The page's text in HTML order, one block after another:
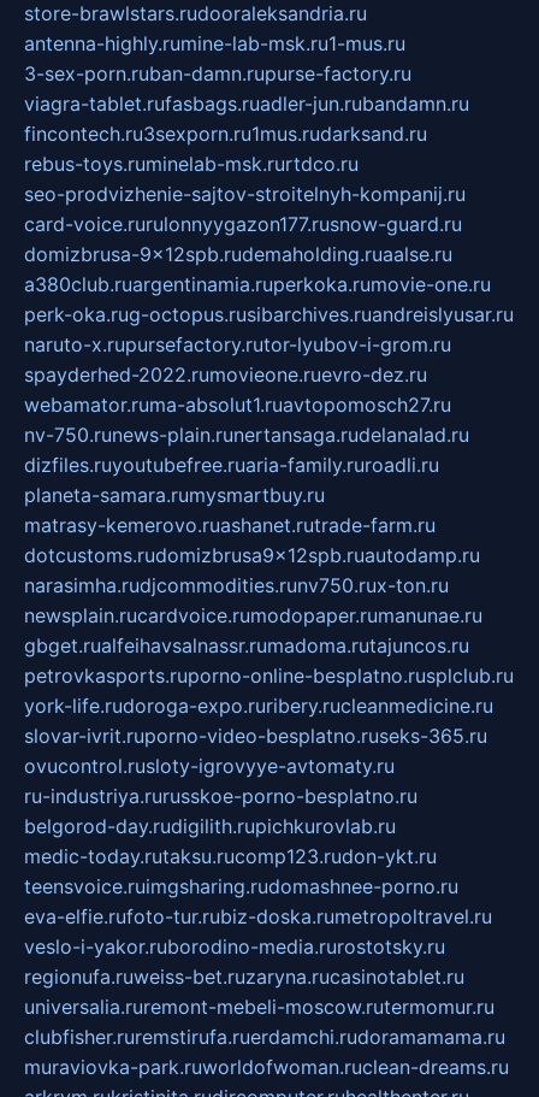
store-brawlstars.rudooraleksandria.ru
antenna-highly.rumine-lab-msk.ru1-mus.ru
3-sex-porn.ruban-damn.rupurse-factory.ru
viagra-tablet.rufasbags.ruadler-jun.rubandamn.ru
fincontech.ru3sexporn.ru1mus.rudarksand.ru
rebus-toys.ruminelab-msk.rurtdco.ru
seo-prodvizhenie-sajtov-stroitelnyh-kompanij.ru
card-voice.rurulonnyygazon177.rusnow-guard.ru
domizbrusa-9x12spb.rudemaholding.ruaalse.ru
a380club.ruargentinamia.ruperkoka.rumovie-one.ru
perk-oka.rug-octopus.rusibarchives.ruandreislyusar.ru
naruto-x.rupursefactory.rutor-lyubov-i-grom.ru
spayderhed-2022.rumovieone.ruevro-dez.ru
webamator.ruma-absolut1.ruavtopomosch27.ru
nv-750.runews-plain.runertansaga.rudelanalad.ru
dizfiles.ruyoutubefree.ruaria-family.ruroadli.ru
planeta-samara.rumysmartbuy.ru
matrasy-kemerovo.ruashanet.rutrade-farm.ru
dotcustoms.rudomizbrusa9x12spb.ruautodamp.ru
narasimha.rudjcommodities.runv750.rux-ton.ru
newsplain.rucardvoice.rumodopaper.rumanunae.ru
gbget.rualfeihavsalnassr.rumadoma.rutajuncos.ru
petrovkasports.ruporno-online-besplatno.rusplclub.ru
york-life.rudoroga-expo.ruribery.rucleanmedicine.ru
slovar-ivrit.ruporno-video-besplatno.ruseks-365.ru
ovucontrol.rusloty-igrovyye-avtomaty.ru
ru-industriya.rurusskoe-porno-besplatno.ru
belgorod-day.rudigilith.rupichkurovlab.ru
medic-today.rutaksu.rucomp123.rudon-ykt.ru
teensvoice.ruimgsharing.rudomashnee-porno.ru
eva-elfie.rufoto-tur.rubiz-doska.rumetropoltravel.ru
veslo-i-yakor.ruborodino-media.rurostotsky.ru
regionufa.ruweiss-bet.ruzaryna.rucasinotablet.ru
universalia.ruremont-mebeli-moscow.rutermomur.ru
clubfisher.ruremstirufa.ruerdamchi.rudoramamama.ru
muraviovka-park.ruworldofwoman.ruclean-dreams.ru